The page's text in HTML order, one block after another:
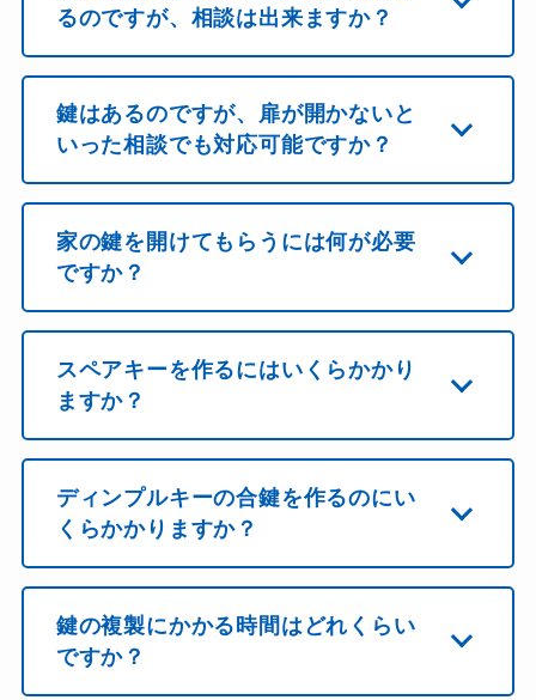
るのですが、相談は出来ますか？
鍵はあるのですが、扉が開かないと
いった相談でも対応可能ですか？
家の鍵を開けてもらうには何が必要
ですか？
スペアキーを作るにはいくらかかり
ますか？
ディンプルキーの合鍵を作るのにい
くらかかりますか？
鍵の複製にかかる時間はどれくらい
ですか？